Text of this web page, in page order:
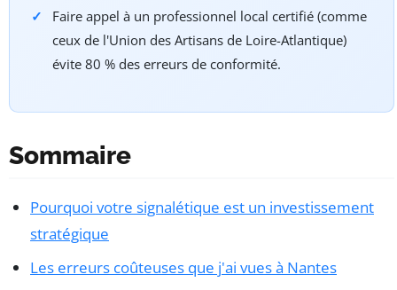
Faire appel à un professionnel local certifié (comme
ceux de l'Union des Artisans de Loire-Atlantique)
évite 80 % des erreurs de conformité.
Sommaire
Pourquoi votre signalétique est un investissement
stratégique
Les erreurs coûteuses que j'ai vues à Nantes